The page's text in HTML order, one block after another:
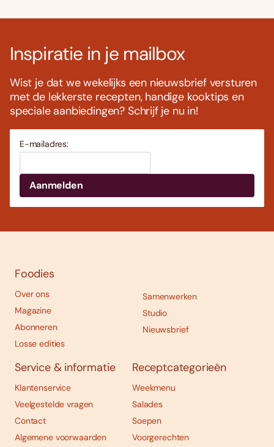
Inspiratie in je mailbox
Wist je dat we wekelijks een nieuwsbrief versturen
met de lekkerste recepten, handige kooktips en
speciale aanbiedingen? Schrijf je nu in!
E-mailadres:
Foodies
Over ons
Magazine
Abonneren
Losse edities
Samenwerken
Studio
Nieuwsbrief
Service & informatie
Klantenservice
Veelgestelde vragen
Contact
Algemene voorwaarden
Receptcategorieën
Weekmenu
Salades
Soepen
Voorgerechten